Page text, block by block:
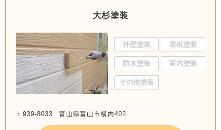
大杉塗装
外壁塗装 屋根塗装
防水塗装 室内塗装
その他塗装
〒939-8033 富山県富山市横内402